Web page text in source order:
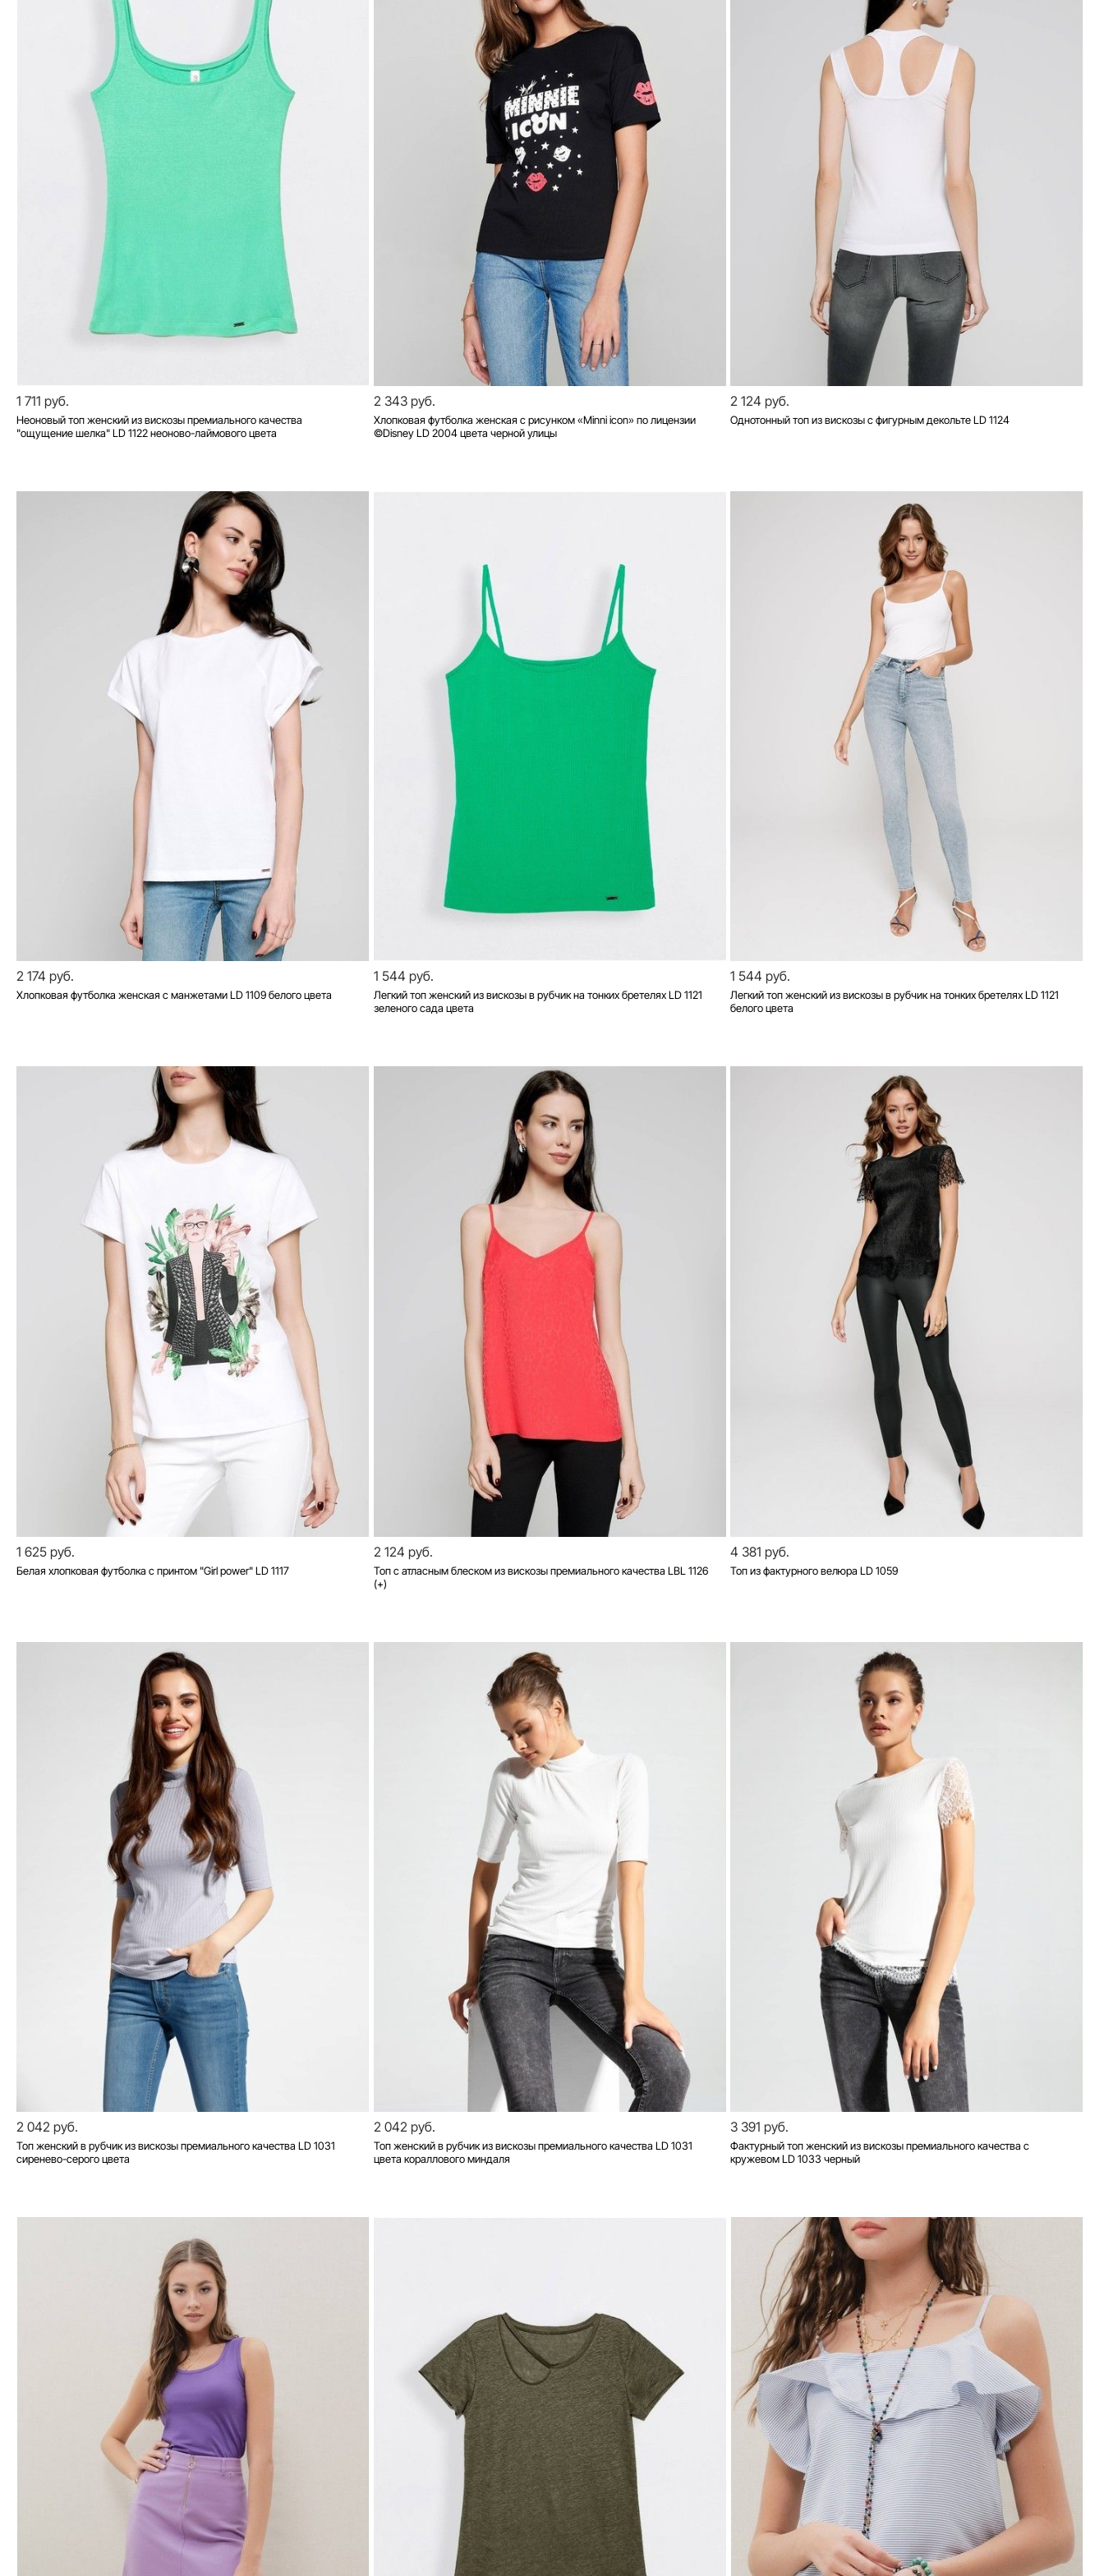
1 711 руб.
Неоновый топ женский из вискозы премиального качества
"ощущение шелка" LD 1122 неоново-лаймового цвета
2 343 руб.
Хлопковая футболка женская с рисунком «Minni icon» по лицензии
©Disney LD 2004 цвета черной улицы
2 124 руб.
Однотонный топ из вискозы с фигурным декольте LD 1124
2 174 руб.
Хлопковая футболка женская с манжетами LD 1109 белого цвета
1 544 руб.
Легкий топ женский из вискозы в рубчик на тонких бретелях LD 1121
зеленого сада цвета
1 544 руб.
Легкий топ женский из вискозы в рубчик на тонких бретелях LD 1121
белого цвета
1 625 руб.
Белая хлопковая футболка с принтом "Girl power" LD 1117
2 124 руб.
Топ с атласным блеском из вискозы премиального качества LBL 1126
(+)
4 381 руб.
Топ из фактурного велюра LD 1059
2 042 руб.
Топ женский в рубчик из вискозы премиального качества LD 1031
сиренево-серого цвета
2 042 руб.
Топ женский в рубчик из вискозы премиального качества LD 1031
цвета кораллового миндаля
3 391 руб.
Фактурный топ женский из вискозы премиального качества с
кружевом LD 1033 черный